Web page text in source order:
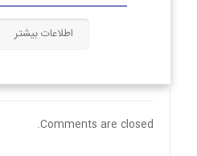
اطلاعات بیشتر
Comments are closed.